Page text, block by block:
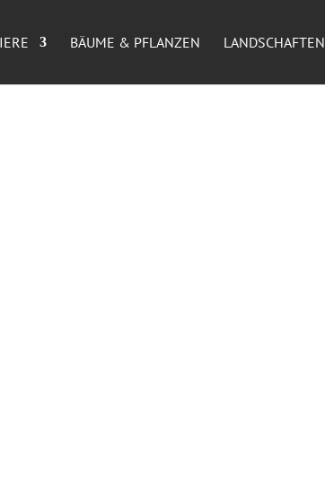
BÄUME & PFLANZEN LANDSCHAFTEN